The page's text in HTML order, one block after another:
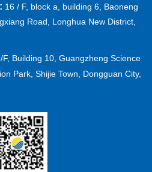
16 / F, block a, building 6, Baoneng
Road, Longhua New District,
F, Building 10, Guangzheng Science
Park, Shijie Town, Dongguan City,